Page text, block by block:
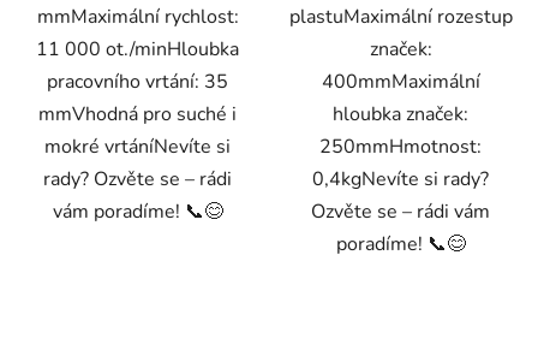
mmMaximální rychlost:
11 000 ot./minHloubka
pracovního vrtání: 35
mmVhodná pro suché i
mokré vrtáníNevíte si
rady? Ozvěte se – rádi
vám poradíme! 📞😊
plastuMaximální rozestup
značek:
400mmMaximální
hloubka značek:
250mmHmotnost:
0,4kgNevíte si rady?
Ozvěte se – rádi vám
poradíme! 📞😊